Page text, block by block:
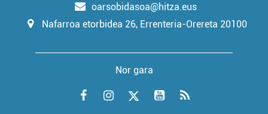
oarsobidasoa@hitza.eus
Nafarroa etorbidea 26, Errenteria-Orereta 20100
Nor gara